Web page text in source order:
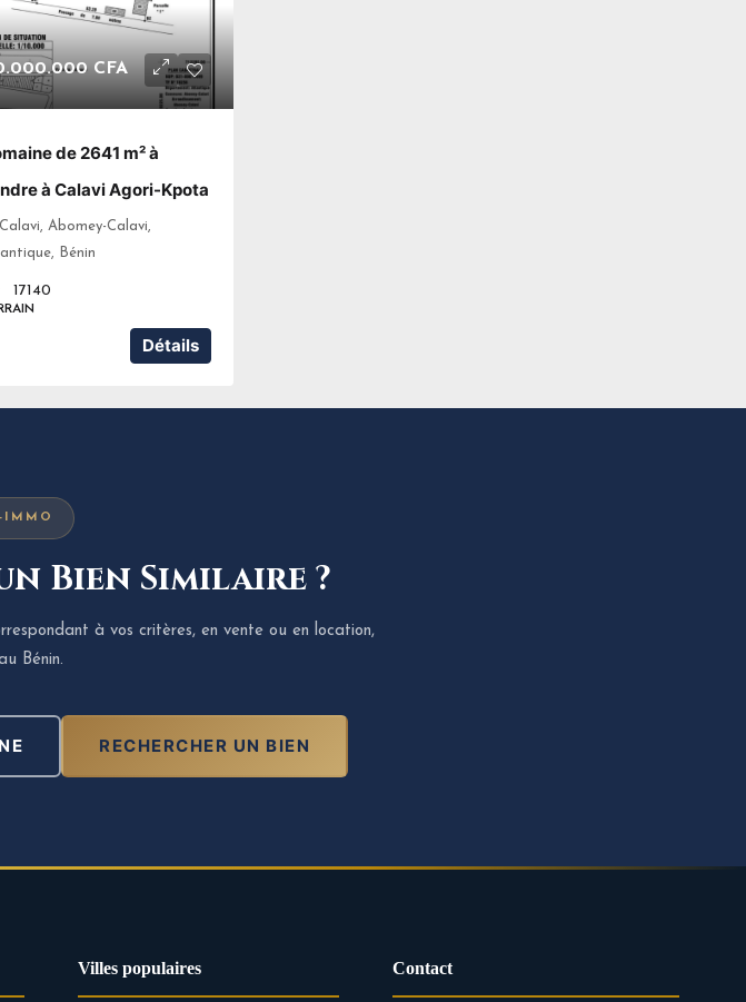
CFA
de 2641 m² à
à Calavi Agori-Kpota
Calavi, Abomey-Calavi,
Bénin
17140
Détails
IMMO
Bien Similaire ?
à vos critères, en vente ou en location,
Bénin.
RECHERCHER UN BIEN
Villes populaires Contact